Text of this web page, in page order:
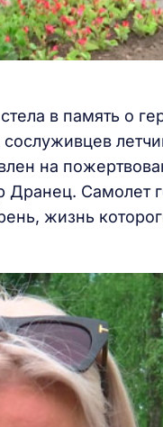
в память о
на
Дранец. Самолет
жизнь